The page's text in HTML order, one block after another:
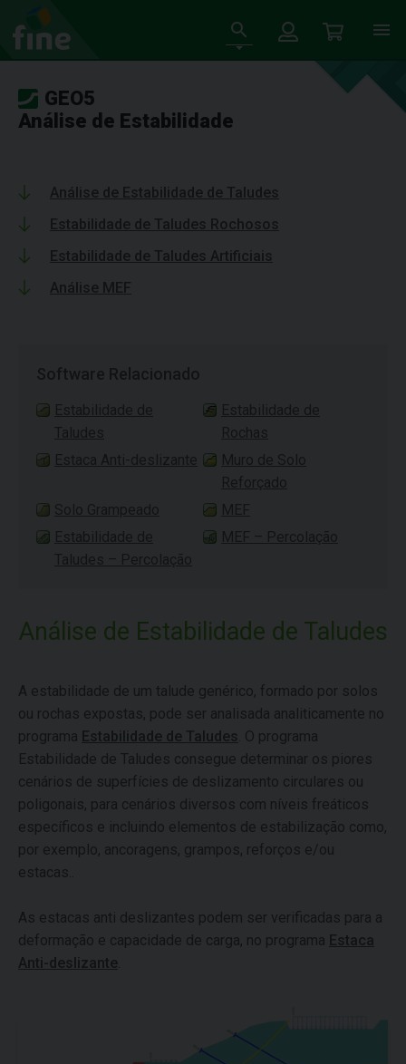
GEO5
Análise de Estabilidade
Análise de Estabilidade de Taludes
Estabilidade de Taludes Rochosos
Estabilidade de Taludes Artificiais
Análise MEF
Análise de Estabilidade de Taludes
A estabilidade de um talude genérico, formado por solos
ou rochas expostas, pode ser analisada analiticamente no
programa Estabilidade de Taludes . O programa
Estabilidade de Taludes consegue determinar os piores
cenários de superfícies de deslizamento circulares ou
poligonais, para cenários diversos com níveis freáticos
específicos e incluindo elementos de estabilização como,
por exemplo, ancoragens, grampos, reforços e/ou
estacas..
As estacas anti deslizantes podem ser verificadas para a
deformação e capacidade de carga, no programa Estaca
Anti-deslizante